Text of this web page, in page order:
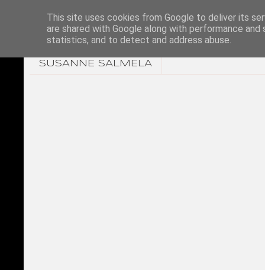
SUSANNE SALMELA
This site uses cookies from Google to deliver its
are shared with Google along with performance
statistics, and to detect and address abuse.